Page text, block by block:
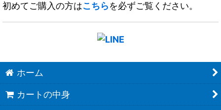
初めてご購入の方はこちらを必ずご覧ください。
ホーム
カートの中身